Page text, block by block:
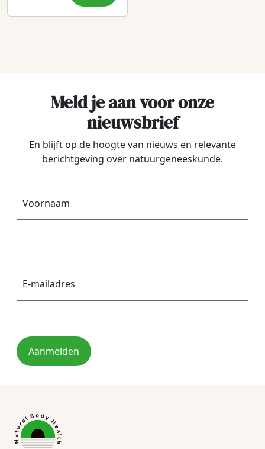
Meld je aan voor onze
nieuwsbrief
En blijft op de hoogte van nieuws en relevante
berichtgeving over natuurgeneeskunde.
Aanmelden